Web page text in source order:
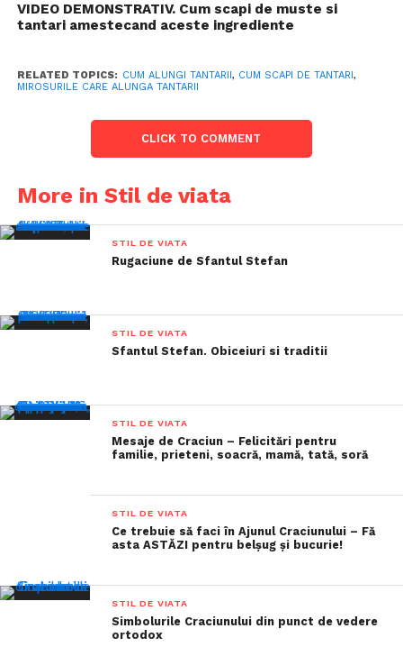
VIDEO DEMONSTRATIV. Cum scapi de muste si
tantari amestecand aceste ingrediente
RELATED TOPICS: CUM ALUNGI TANTARII, CUM SCAPI DE TANTARI,
MIROSURILE CARE ALUNGA TANTARII
CLICK TO COMMENT
More in Stil de viata
STIL DE VIATA
Rugaciune de Sfantul Stefan
STIL DE VIATA
Sfantul Stefan. Obiceiuri si traditii
STIL DE VIATA
Mesaje de Craciun – Felicitări pentru
familie, prieteni, soacră, mamă, tată, soră
STIL DE VIATA
Ce trebuie să faci în Ajunul Craciunului – Fă
asta ASTĂZI pentru belșug și bucurie!
STIL DE VIATA
Simbolurile Craciunului din punct de vedere
ortodox